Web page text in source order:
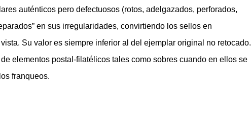
auténticos pero defectuosos (rotos, adelgazados, perforados,
en sus irregularidades, convirtiendo los sellos en
Su valor es siempre inferior al del ejemplar original no retocado.
elementos postal-filatélicos tales como sobres cuando en ellos se
franqueos.